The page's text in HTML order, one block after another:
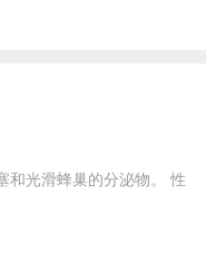
和光滑蜂巢的分泌物。 性